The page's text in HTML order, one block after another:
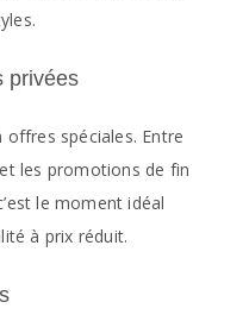
privées
offres spéciales. Entre
les promotions de fin
le moment idéal
à prix réduit.